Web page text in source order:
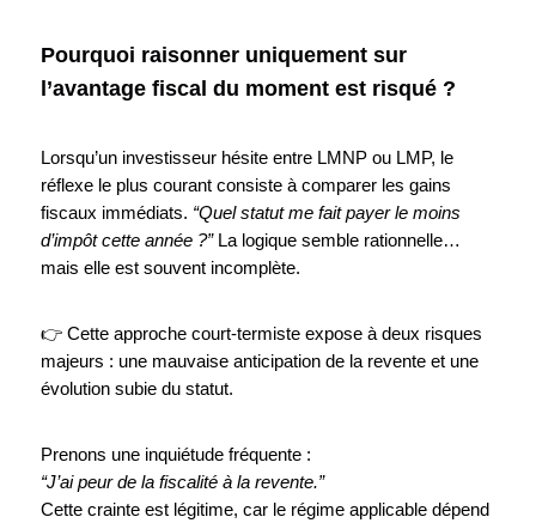
Pourquoi raisonner uniquement sur
l’avantage fiscal du moment est risqué ?
Lorsqu’un investisseur hésite entre LMNP ou LMP, le
réflexe le plus courant consiste à comparer les gains
fiscaux immédiats. “Quel statut me fait payer le moins
d’impôt cette année ?”La logique semble rationnelle…
mais elle est souvent incomplète.
👉 Cette approche court-termiste expose à deux risques
majeurs : une mauvaise anticipation de la revente et une
évolution subie du statut.
Prenons une inquiétude fréquente :
“J’ai peur de la fiscalité à la revente.”
Cette crainte est légitime, car le régime applicable dépend